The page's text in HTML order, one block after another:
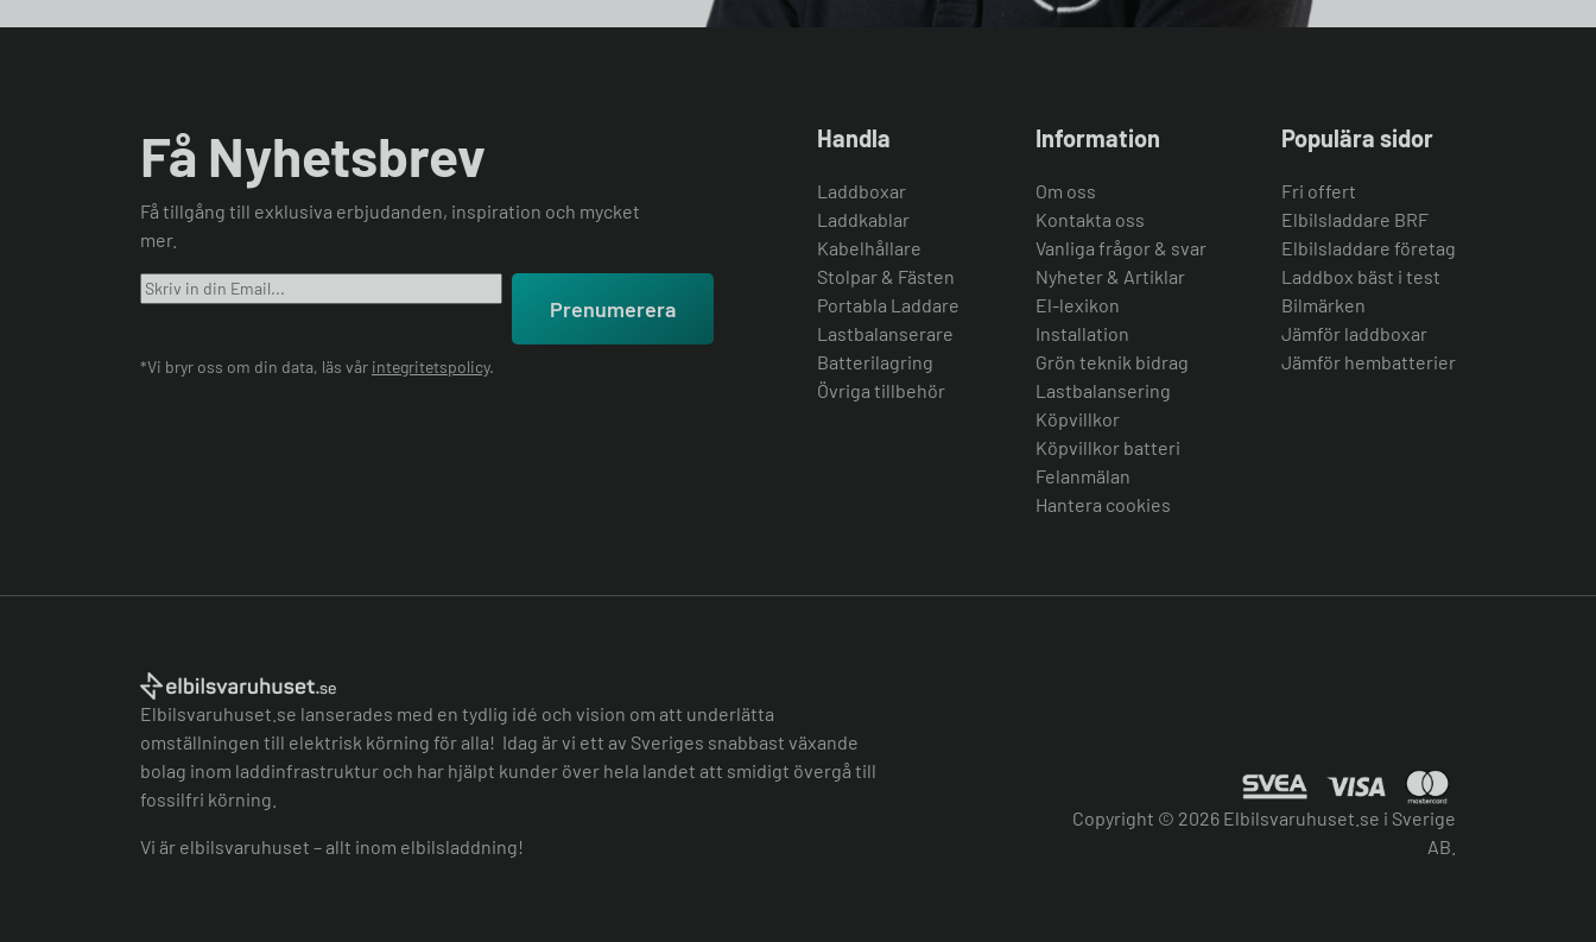
Få Nyhetsbrev
Få tillgång till exklusiva erbjudanden, inspiration och mycket
mer.
Prenumerera
*Vi bryr oss om din data, läs vår integritetspolicy.
Handla
Laddboxar
Laddkablar
Kabelhållare
Stolpar & Fästen
Portabla Laddare
Lastbalanserare
Batterilagring
Övriga tillbehör
Information
Om oss
Kontakta oss
Vanliga frågor & svar
Nyheter & Artiklar
El-lexikon
Installation
Grön teknik bidrag
Lastbalansering
Köpvillkor
Köpvillkor batteri
Felanmälan
Hantera cookies
Populära sidor
Fri offert
Elbilsladdare BRF
Elbilsladdare företag
Laddbox bäst i test
Bilmärken
Jämför laddboxar
Jämför hembatterier
Elbilsvaruhuset.se lanserades med en tydlig idé och vision om att underlätta
omställningen till elektrisk körning för alla! Idag är vi ett av Sveriges snabbast växande
bolag inom laddinfrastruktur och har hjälpt kunder över hela landet att smidigt övergå till
fossilfri körning.
Vi är elbilsvaruhuset – allt inom elbilsladdning!
Copyright © 2026 Elbilsvaruhuset.se i Sverige
AB.